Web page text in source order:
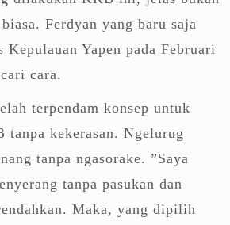
Ferdyan yang baru saja
Kepulauan Yapen pada Februari
cara.
terpendam konsep untuk
tanpa kekerasan. Ngelurug
tanpa ngasorake. ”Saya
tanpa pasukan dan
Maka, yang dipilih